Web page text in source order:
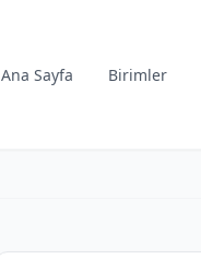
Ana Sayfa Birimler